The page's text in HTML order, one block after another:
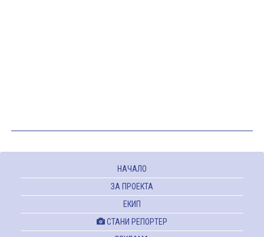
НАЧАЛО
ЗА ПРОЕКТА
ЕКИП
СТАНИ РЕПОРТЕР